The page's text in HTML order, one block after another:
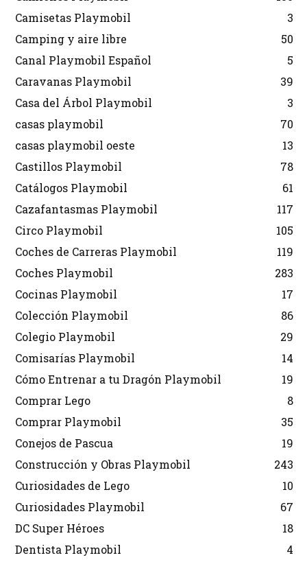
Camisetas Playmobil
3
Camping y aire libre
50
Canal Playmobil Español
5
Caravanas Playmobil
39
Casa del Árbol Playmobil
3
casas playmobil
70
casas playmobil oeste
13
Castillos Playmobil
78
Catálogos Playmobil
61
Cazafantasmas Playmobil
117
Circo Playmobil
105
Coches de Carreras Playmobil
119
Coches Playmobil
283
Cocinas Playmobil
17
Colección Playmobil
86
Colegio Playmobil
29
Comisarías Playmobil
14
Cómo Entrenar a tu Dragón Playmobil
19
Comprar Lego
8
Comprar Playmobil
35
Conejos de Pascua
19
Construcción y Obras Playmobil
243
Curiosidades de Lego
10
Curiosidades Playmobil
67
DC Super Héroes
18
Dentista Playmobil
4